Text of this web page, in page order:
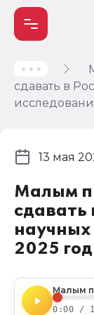
сдавать в
Малым
сдавать
научных
2025 год
0:00 /
13 мая
Учет и